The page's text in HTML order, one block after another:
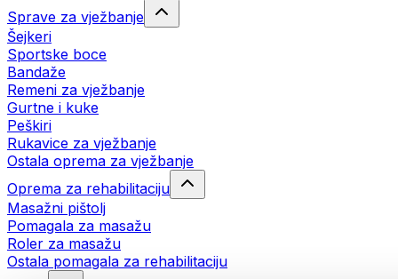
Sprave za vježbanje
Šejkeri
Sportske boce
Bandaže
Remeni za vježbanje
Gurtne i kuke
Peškiri
Rukavice za vježbanje
Ostala oprema za vježbanje
Oprema za rehabilitaciju
Masažni pištolj
Pomagala za masažu
Roler za masažu
Ostala pomagala za rehabilitaciju